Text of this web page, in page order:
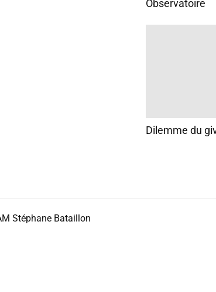
Observatoire
Dilemme du
Stéphane Bataillon